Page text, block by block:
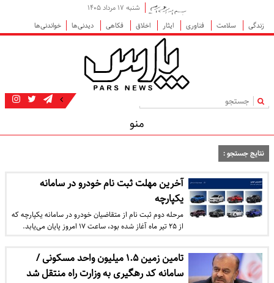
شنبه ۱۷ مرداد ۱۴۰۵
زندگی
سلامت فناوری ایثار اخلاق فکاهی دیدنی‌ها خواندنی‌ها
|
منو
نتایج جستجو :
آخرین مهلت ثبت نام خودرو در سامانه
یکپارچه
مرحله دوم ثبت نام از متقاضیان خودرو در سامانه یکپارچه که
از ۲۵ تیر ماه آغاز شده بود، ساعت ۱۷ امروز پایان می‌یابد.
تامین زمین ۱.۵ میلیون واحد مسکونی /
سامانه کد رهگیری به وزارت راه منتقل شد